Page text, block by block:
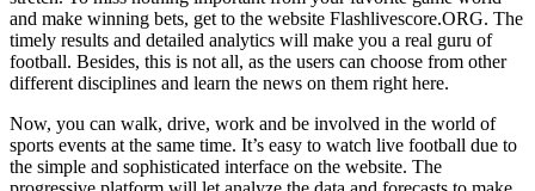
and make winning bets, get to the website Flashlivescore.ORG. The
timely results and detailed analytics will make you a real guru of
football. Besides, this is not all, as the users can choose from other
different disciplines and learn the news on them right here.
Now, you can walk, drive, work and be involved in the world of
sports events at the same time. It’s easy to watch live football due to
the simple and sophisticated interface on the website. The